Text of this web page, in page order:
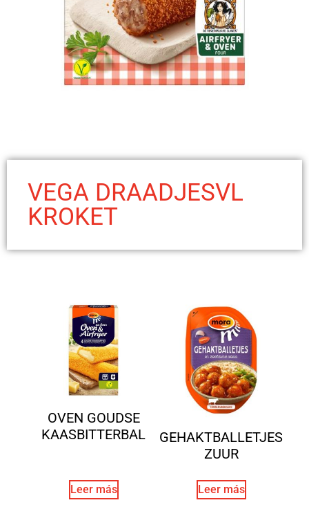
VEGA DRAADJESVL
KROKET
OVEN GOUDSE
KAASBITTERBAL
Leer más
GEHAKTBALLETJES
ZUUR
Leer más